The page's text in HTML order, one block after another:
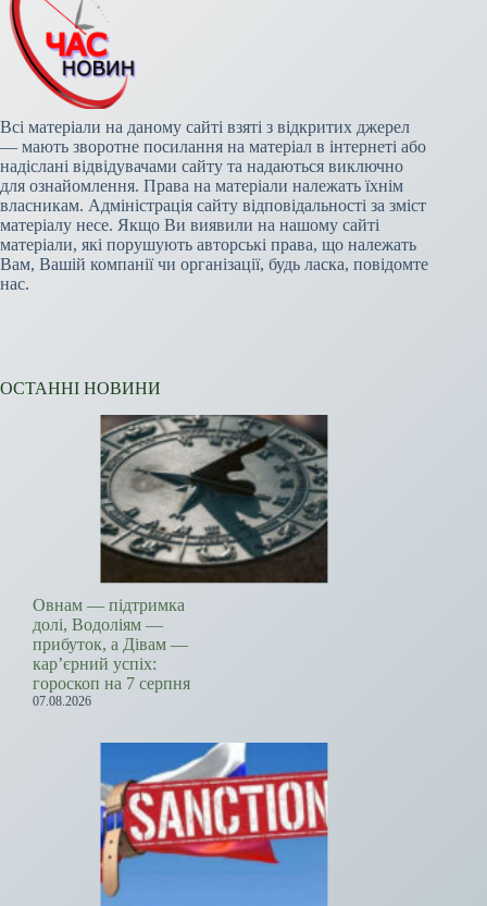
Всі матеріали на даному сайті взяті з відкритих джерел
— мають зворотне посилання на матеріал в інтернеті або
надіслані відвідувачами сайту та надаються виключно
для ознайомлення. Права на матеріали належать їхнім
власникам. Адміністрація сайту відповідальності за зміст
матеріалу несе. Якщо Ви виявили на нашому сайті
матеріали, які порушують авторські права, що належать
Вам, Вашій компанії чи організації, будь ласка, повідомте
нас.
ОСТАННІ НОВИНИ
Овнам — підтримка
долі, Водоліям —
прибуток, а Дівам —
кар’єрний успіх:
гороскоп на 7 серпня
07.08.2026